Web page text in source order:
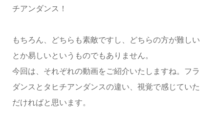
チアンダンス！
もちろん、どちらも素敵ですし、どちらの方が難しい
とか易しいというものでもありません。
今回は、それぞれの動画をご紹介いたしますね。フラ
ダンスとタヒチアンダンスの違い、視覚で感じていた
だければと思います。